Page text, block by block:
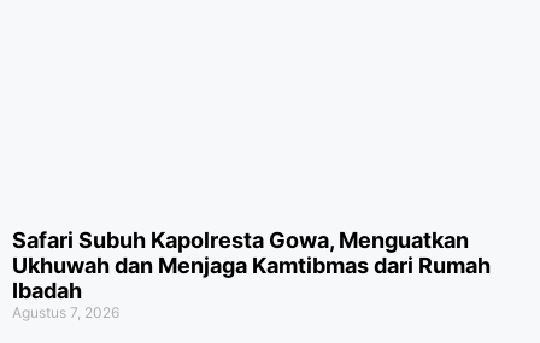
Safari Subuh Kapolresta Gowa, Menguatkan
Ukhuwah dan Menjaga Kamtibmas dari Rumah
Ibadah
Agustus 7, 2026